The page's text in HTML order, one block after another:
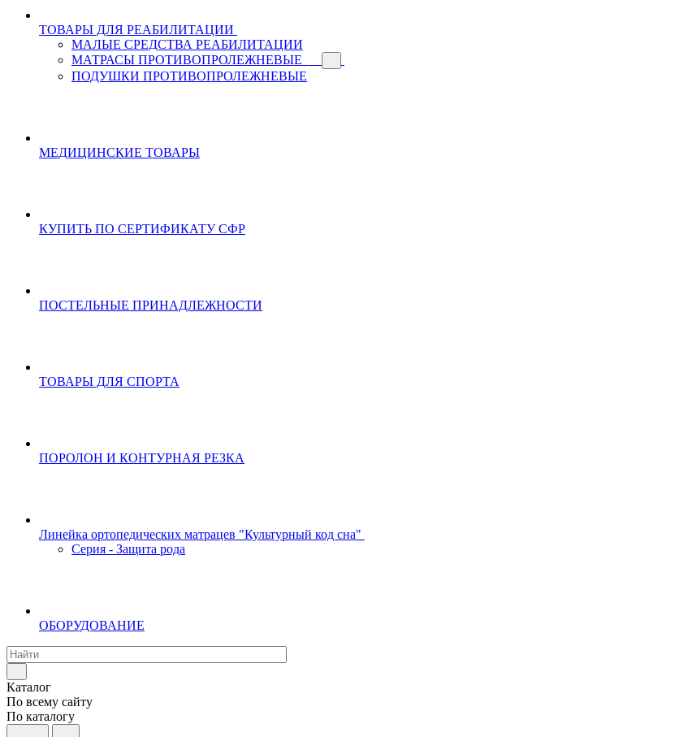
ТОВАРЫ ДЛЯ РЕАБИЛИТАЦИИ
МАЛЫЕ СРЕДСТВА РЕАБИЛИТАЦИИ
МАТРАСЫ ПРОТИВОПРОЛЕЖНЕВЫЕ
ПОДУШКИ ПРОТИВОПРОЛЕЖНЕВЫЕ
МЕДИЦИНСКИЕ ТОВАРЫ
КУПИТЬ ПО СЕРТИФИКАТУ СФР
ПОСТЕЛЬНЫЕ ПРИНАДЛЕЖНОСТИ
ТОВАРЫ ДЛЯ СПОРТА
ПОРОЛОН И КОНТУРНАЯ РЕЗКА
Линейка ортопедических матрацев "Культурный код сна"
Серия - Защита рода
ОБОРУДОВАНИЕ
Каталог
По всему сайту
По каталогу